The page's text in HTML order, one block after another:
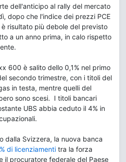
dell'anticipo al rally del mercato
dopo che l'indice dei prezzi PCE
risultato più debole del previsto
a un anno prima, in calo rispetto
600 è salito dello 0,1% nel primo
secondo trimestre, con i titoli del
in testa, mentre quelli del
sono scesi. I titoli bancari
UBS abbia ceduto il 4% in
dalla Svizzera, la nuova banca
di licenziamenti tra la forza
il procuratore federale del Paese